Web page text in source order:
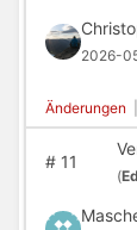
2026-
Änderungen
#11
(